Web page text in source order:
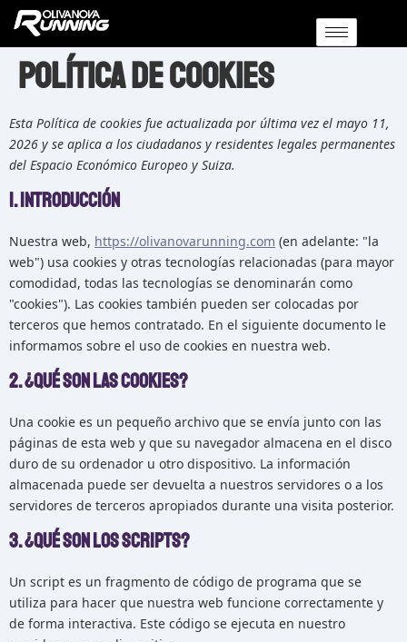
Política de Cookies
Esta Política de cookies fue actualizada por última vez el mayo 11,
2026 y se aplica a los ciudadanos y residentes legales permanentes
del Espacio Económico Europeo y Suiza.
1. Introducción
Nuestra web, https://olivanovarunning.com (en adelante: "la
web") usa cookies y otras tecnologías relacionadas (para mayor
comodidad, todas las tecnologías se denominarán como
"cookies"). Las cookies también pueden ser colocadas por
terceros que hemos contratado. En el siguiente documento le
informamos sobre el uso de cookies en nuestra web.
2. ¿Qué son las cookies?
Una cookie es un pequeño archivo que se envía junto con las
páginas de esta web y que su navegador almacena en el disco
duro de su ordenador u otro dispositivo. La información
almacenada puede ser devuelta a nuestros servidores o a los
servidores de terceros apropiados durante una visita posterior.
3. ¿Qué son los scripts?
Un script es un fragmento de código de programa que se
utiliza para hacer que nuestra web funcione correctamente y
de forma interactiva. Este código se ejecuta en nuestro